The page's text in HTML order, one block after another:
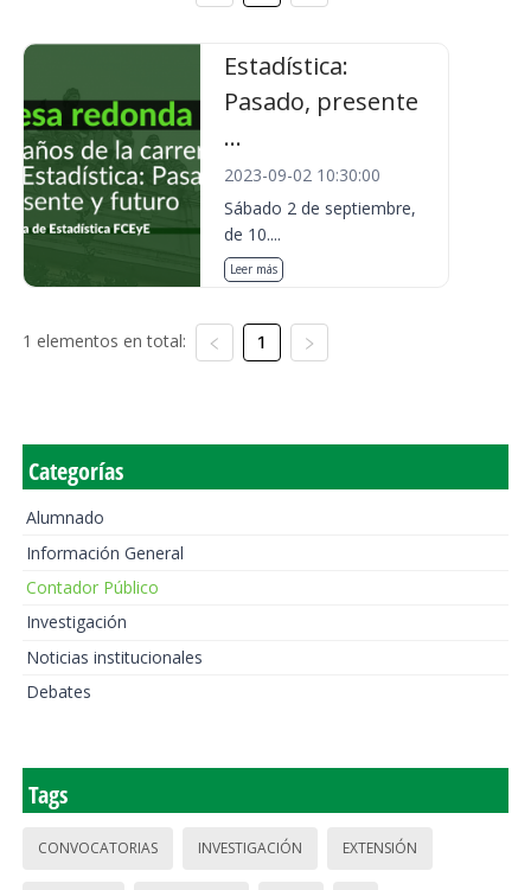
Estadística:
Pasado, presente
...
2023-09-02 10:30:00
Sábado 2 de septiembre,
de 10....
Leer más
1 elementos en total: 1
Categorías
Alumnado
Información General
Contador Público
Investigación
Noticias institucionales
Debates
Tags
CONVOCATORIAS INVESTIGACIÓN EXTENSIÓN